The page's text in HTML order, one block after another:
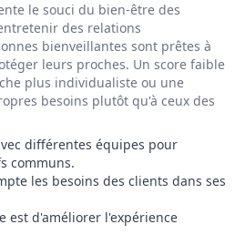
le souci du bien-être des
des relations
bienveillantes sont prêtes à
leurs proches. Un score faible
plus individualiste ou une
besoins plutôt qu'à ceux des
différentes équipes pour
communs.
les besoins des clients dans ses
est d'améliorer l'expérience